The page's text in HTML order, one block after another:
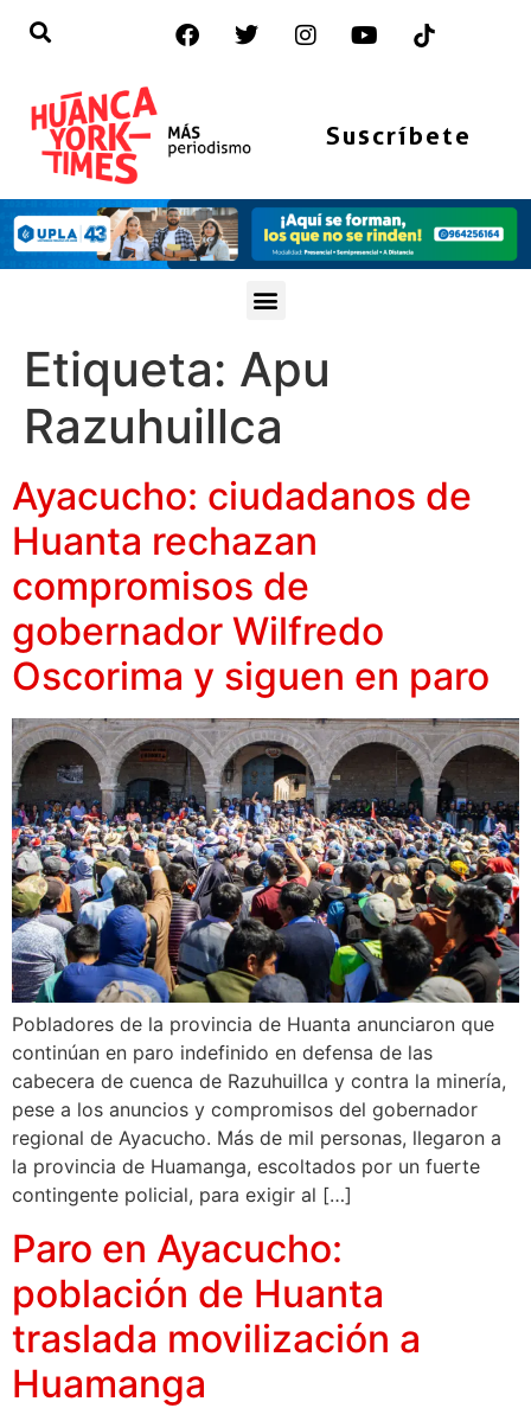
Suscríbete
Etiqueta: Apu
Razuhuillca
Ayacucho: ciudadanos de
Huanta rechazan
compromisos de
gobernador Wilfredo
Oscorima y siguen en paro
Pobladores de la provincia de Huanta anunciaron que
continúan en paro indefinido en defensa de las
cabecera de cuenca de Razuhuillca y contra la minería,
pese a los anuncios y compromisos del gobernador
regional de Ayacucho. Más de mil personas, llegaron a
la provincia de Huamanga, escoltados por un fuerte
contingente policial, para exigir al […]
Paro en Ayacucho:
población de Huanta
traslada movilización a
Huamanga